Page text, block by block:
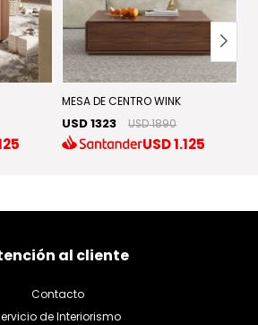
MESA DE CENTRO WINK
USD 1323 USD 1890
USD1.125
al cliente
Contacto
de Interiorismo